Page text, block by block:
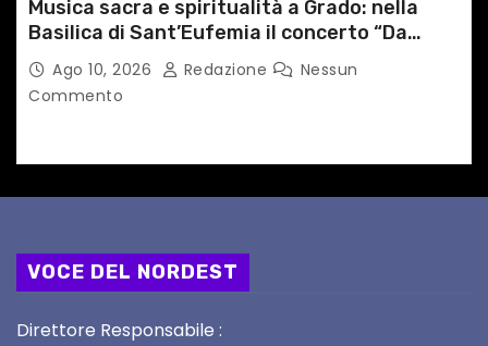
Musica sacra e spiritualità a Grado: nella
Basilica di Sant’Eufemia il concerto “Da
pacem, Domine”
Ago 10, 2026 Redazione
Nessun
Commento
VOCE DEL NORDEST
Direttore Responsabile :